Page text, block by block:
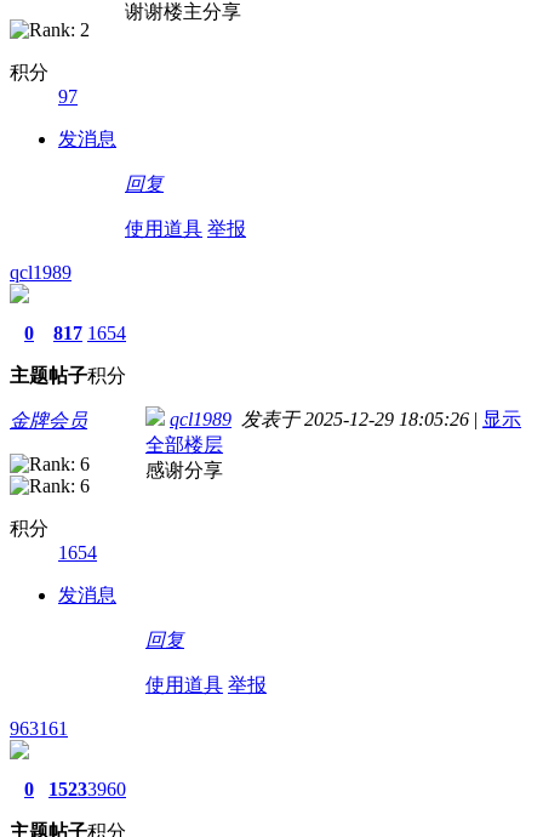
积分
97
发消息
谢谢楼主分享
回复
使用道具 举报
qcl1989
0
主题
817
帖子
1654
积分
金牌会员
积分
1654
发消息
qcl1989 发表于 2025-12-29 18:05:26 | 显示
全部楼层
感谢分享
回复
使用道具 举报
963161
0
主题
1523
帖子
3960
积分